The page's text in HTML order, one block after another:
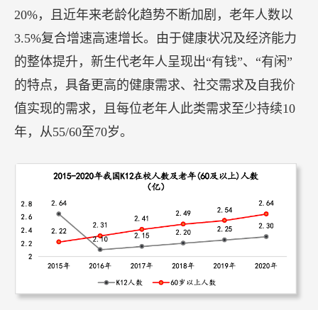
20%，且近年来老龄化趋势不断加剧，老年人数以
3.5%复合增速高速增长。由于健康状况及经济能力
的整体提升，新生代老年人呈现出“有钱”、“有闲”
的特点，具备更高的健康需求、社交需求及自我价
值实现的需求，且每位老年人此类需求至少持续10
年，从55/60至70岁。